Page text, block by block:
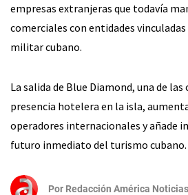
empresas extranjeras que todavía
comerciales con entidades
militar cubano.
La salida de Blue Diamond, una de
presencia hotelera en la isla,
operadores internacionales y añade
futuro inmediato del turismo cubano.
Por Redacción América